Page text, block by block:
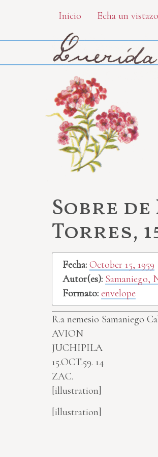
main
Inicio Echa un vistazo
Sobre
Torres,
Fecha: October 15, 1959
Autor(es): Samaniego,
Formato: envelope
R.a nemesio Samaniego
AVION
JUCHIPILA
15.OCT.59. 14
ZAC.
[illustration]
[illustration]